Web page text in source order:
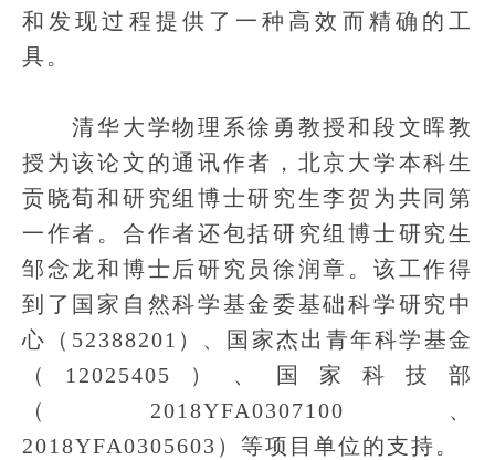
和发现过程提供了一种高效而精确的工
具。
清华大学物理系徐勇教授和段文晖教
授为该论文的通讯作者，北京大学本科生
贡晓荀和研究组博士研究生李贺为共同第
一作者。合作者还包括研究组博士研究生
邹念龙和博士后研究员徐润章。该工作得
到了国家自然科学基金委基础科学研究中
心（52388201）、国家杰出青年科学基金
（12025405）、国家科技部
（2018YFA0307100、
2018YFA0305603）等项目单位的支持。